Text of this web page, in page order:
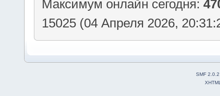
Максимум онлайн сегодня:
15025 (04 Апреля 2026,
SMF 2.0.2